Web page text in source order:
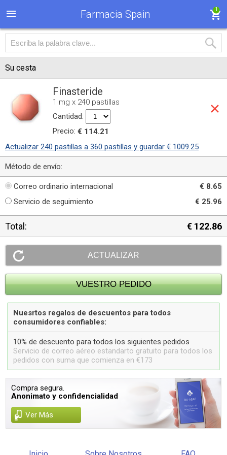
Farmacia Spain 1
Su cesta
Finasteride
1 mg x 240 pastillas
Cantidad:
Precio: € 114.21
Actualizar 240 pastillas a 360 pastillas y guardar € 1009.25
Método de envío:
Correo ordinario internacional
€ 8.65
Servicio de seguimiento
€ 25.96
Total: € 122.86
Nuesrtos regalos de descuentos para todos
consumidores confiables:
10% de descuento para todos los siguientes pedidos
Servicio de correo aéreo estandarto gratuito para todos los
pedidos con suma que comienza en €173
Compra segura.
Anonimato y confidencialidad
Ver Más